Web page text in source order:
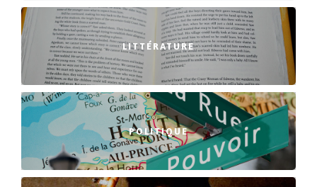
LITTÉRATURE
POLITIQUE